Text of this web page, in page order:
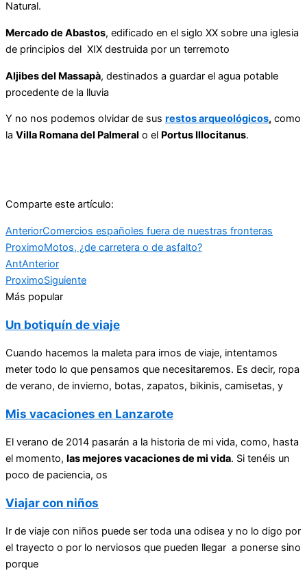
Natural.
Mercado de Abastos, edificado en el siglo XX sobre una iglesia
de principios del XIX destruida por un terremoto
Aljibes del Massapà, destinados a guardar el agua potable
procedente de la lluvia
Y no nos podemos olvidar de sus restos arqueológicos, como
la Villa Romana del Palmeral o el Portus Illocitanus.
Comparte este artículo:
AnteriorComercios españoles fuera de nuestras fronteras
ProximoMotos, ¿de carretera o de asfalto?
AntAnterior
ProximoSiguiente
Más popular
Un botiquín de viaje
Cuando hacemos la maleta para irnos de viaje, intentamos
meter todo lo que pensamos que necesitaremos. Es decir, ropa
de verano, de invierno, botas, zapatos, bikinis, camisetas, y
Mis vacaciones en Lanzarote
El verano de 2014 pasarán a la historia de mi vida, como, hasta
el momento, las mejores vacaciones de mi vida. Si tenéis un
poco de paciencia, os
Viajar con niños
Ir de viaje con niños puede ser toda una odisea y no lo digo por
el trayecto o por lo nerviosos que pueden llegar a ponerse sino
porque